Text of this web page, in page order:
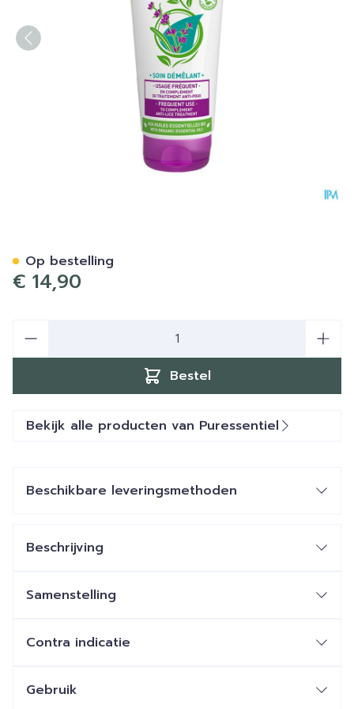
€ 14,90
Bestel
Op bestelling
Bekijk alle producten van Puressentiel
Beschikbare leveringsmethoden
Beschrijving
Samenstelling
Contra indicatie
Gebruik